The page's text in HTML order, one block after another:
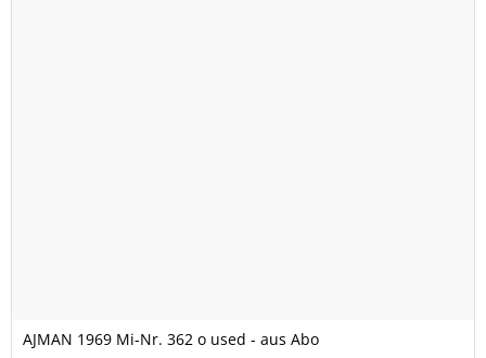
AJMAN 1969 Mi-Nr. 362 o used - aus Abo